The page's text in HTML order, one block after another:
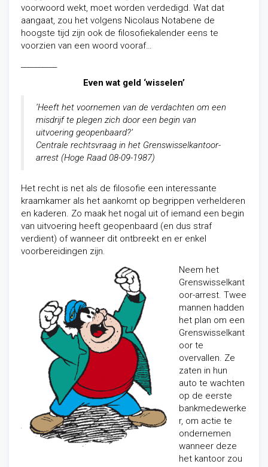
voorwoord wekt, moet worden verdedigd. Wat dat
aangaat, zou het volgens Nicolaus Notabene de
hoogste tijd zijn ook de filosofiekalender eens te
voorzien van een woord vooraf…
Even wat geld ‘wisselen’
‘Heeft het voornemen van de verdachten om een
misdrijf te plegen zich door een begin van
uitvoering geopenbaard?’
Centrale rechtsvraag in het Grenswisselkantoor-
arrest (Hoge Raad 08-09-1987)
Het recht is net als de filosofie een interessante
kraamkamer als het aankomt op begrippen verhelderen
en kaderen. Zo maak het nogal uit of iemand een begin
van uitvoering heeft geopenbaard (en dus straf
verdient) of wanneer dit ontbreekt en er enkel
voorbereidingen zijn.
Neem het
Grenswisselkant
oor-arrest. Twee
mannen hadden
het plan om een
Grenswisselkant
oor te
overvallen. Ze
zaten in hun
auto te wachten
op de eerste
bankmedewerke
r, om actie te
ondernemen
wanneer deze
het kantoor zou